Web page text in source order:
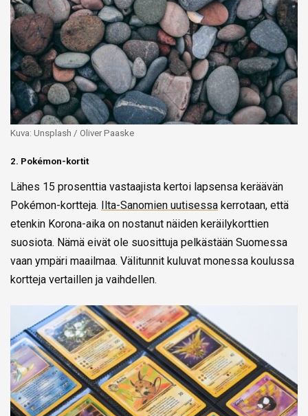
Kuva: Unsplash / Oliver Paaske
2. Pokémon-kortit
Lähes 15 prosenttia vastaajista kertoi lapsensa keräävän
Pokémon-kortteja.
Ilta-Sanomien uutisessa kerrotaan, että
etenkin Korona-aika on nostanut näiden keräilykorttien
suosiota. Nämä eivät ole suosittuja pelkästään Suomessa
vaan ympäri maailmaa. Välitunnit kuluvat monessa koulussa
kortteja vertaillen ja vaihdellen.